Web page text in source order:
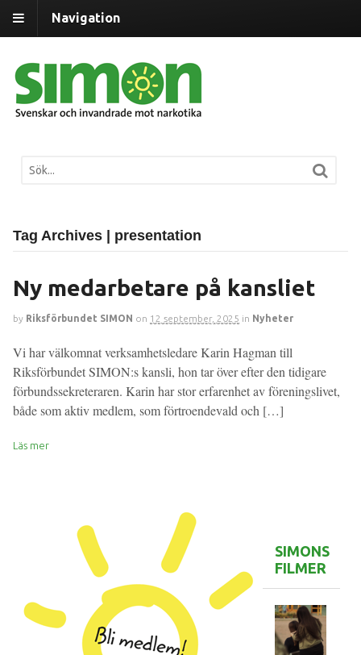
Navigation
Tag Archives | presentation
Ny medarbetare på kansliet
by Riksförbundet SIMON on 12 september, 2025 in Nyheter
Vi har välkomnat verksamhetsledare Karin Hagman till
Riksförbundet SIMON:s kansli, hon tar över efter den tidigare
förbundssekreteraren. Karin har stor erfarenhet av föreningslivet,
både som aktiv medlem, som förtroendevald och […]
Läs mer
SIMONS
FILMER